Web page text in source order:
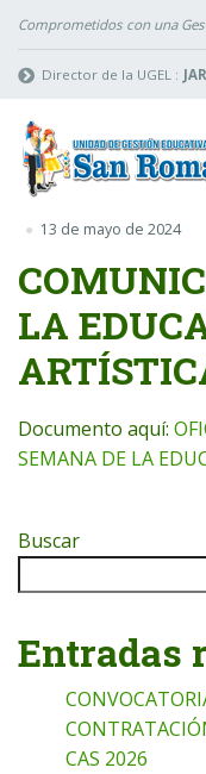
Comprometidos con una
Director de la UGEL :
13 de mayo de 2024
LA
Documento aquí:
SEMANA DE LA
Buscar
Entradas
CAS 2026